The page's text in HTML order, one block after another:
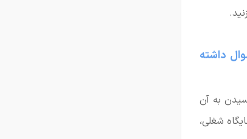
داشته
به آن
شغلی،